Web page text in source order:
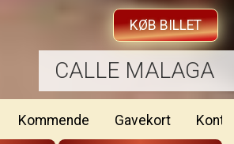
JACKASS: BEST AND LAST
KØB BILLET
Kommende Gavekort